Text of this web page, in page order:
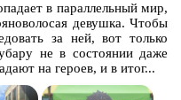
в параллельный мир,
девушка. Чтобы
за ней, вот только
не в состоянии даже
на героев, и в итог...